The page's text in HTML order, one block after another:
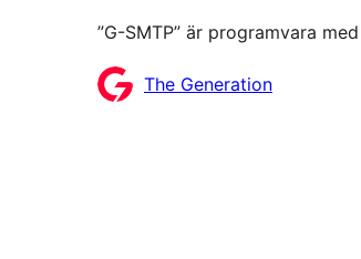
”G-SMTP” är programvara
BidragandeThe Generation